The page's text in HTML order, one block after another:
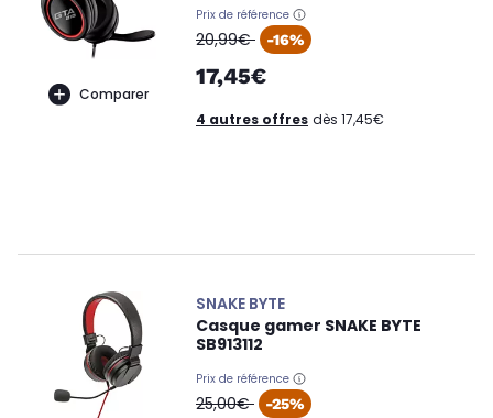
Comparer
Prix de référence
oldPrice
20,99€ -16%
17,45€
4 autres offres dès 17,45€
SNAKE BYTE
Casque gamer SNAKE BYTE
SB913112
Prix de référence
oldPrice
25,00€ -25%